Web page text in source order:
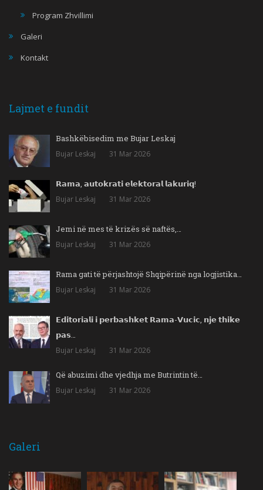
Program Zhvillimi
Galeri
Kontakt
Lajmet e fundit
Bashkëbisedim me Bujar Leskaj
Bujar Leskaj 31 Mar 2026
𝗥𝗮𝗺𝗮, 𝗮𝘂𝘁𝗼𝗸𝗿𝗮𝘁𝗶 𝗲𝗹𝗲𝗸𝘁𝗼𝗿𝗮𝗹 𝗹𝗮𝗸𝘂𝗿𝗶𝗾!
Bujar Leskaj 31 Mar 2026
Jemi në mes të krizës së naftës,…
Bujar Leskaj 31 Mar 2026
Rama gati të përjashtojë Shqipërinë nga logjistika…
Bujar Leskaj 31 Mar 2026
𝗘𝗱𝗶𝘁𝗼𝗿𝗶𝗮𝗹𝗶 𝗶 𝗽𝗲𝗿𝗯𝗮𝘀𝗵𝗸𝗲𝘁 𝗥𝗮𝗺𝗮-𝗩𝘂𝗰𝗶𝗰, 𝗻𝗷𝗲 𝘁𝗵𝗶𝗸𝗲
𝗽𝗮𝘀…
Bujar Leskaj 31 Mar 2026
Që abuzimi dhe vjedhja me Butrintin të…
Bujar Leskaj 31 Mar 2026
Galeri